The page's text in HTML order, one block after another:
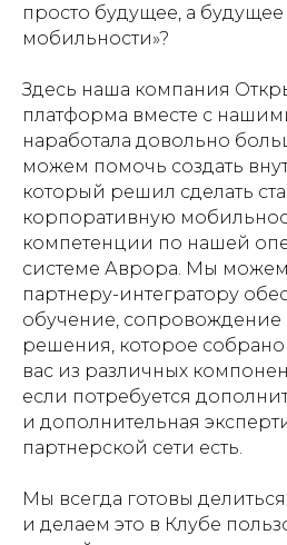
просто будущее, а
мобильности»?
Здесь наша компания
платформа вместе с
наработала довольно
можем помочь создать
который решил сделать
корпоративную
компетенции по нашей
системе Аврора. Мы
партнеру-интегратору
обучение,
решения, которое
вас из различных
если потребуется
и дополнительная
партнерской сети есть.
Мы всегда готовы
и делаем это в Клубе